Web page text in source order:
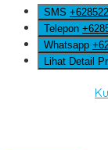
SMS
Telepon
Whatsapp
Lihat Detail